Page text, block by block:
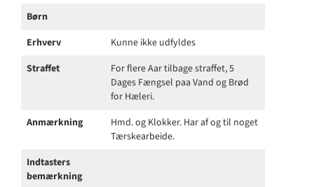
Børn
Erhverv
Kunne ikke udfyldes
Straffet
For flere Aar tilbage straffet, 5
Dages Fængsel paa Vand og Brød
for Hæleri.
Anmærkning
Hmd. og Klokker. Har af og til noget
Tærskearbeide.
Indtasters
bemærkning